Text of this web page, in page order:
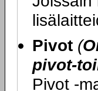
Pivot (
pivot-
Pivot -